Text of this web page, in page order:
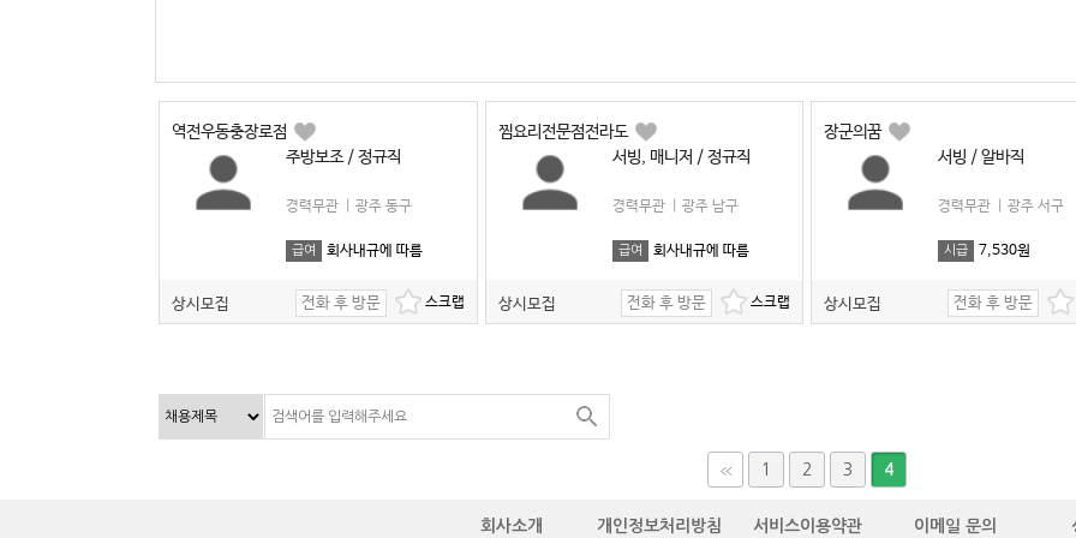
역전우동충장로점
주방보조 / 정규직
경력무관 광주 동구
급여 회사내규에 따름
상시모집 전화 후 방문
찜요리전문점전라도
서빙, 매니저 / 정규직
경력무관 광주 남구
급여 회사내규에 따름
상시모집 전화 후 방문
장군의꿈
서빙 / 알바직
경력무관 광주 서구
시급 7,530원
상시모집 전화 후 방문
1 2 3 4
회사소개 개인정보처리방침 서비스이용약관 이메일 문의